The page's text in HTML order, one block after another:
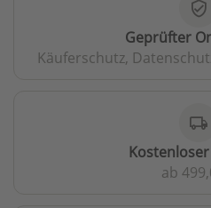
verified_user
Geprüfter
Käuferschutz,
local_shipping
ab